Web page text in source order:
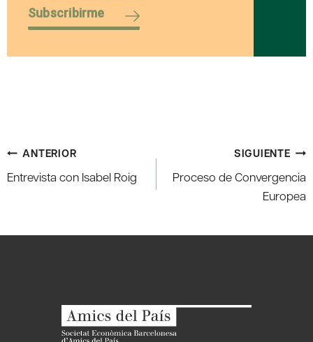
Subscribirme
Navegación
de
ANTERIOR
Entrevista con Isabel Roig
SIGUIENTE
Proceso de Convergencia
Europea